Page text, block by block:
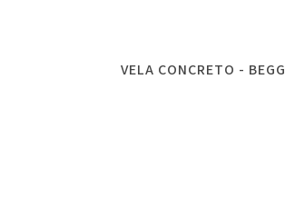
VELA CONCRETO - BEGG